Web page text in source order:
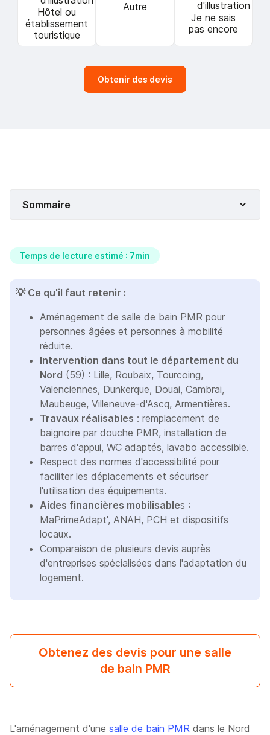
Hôtel ou
établissement
touristique
Autre
Je ne sais
pas encore
Obtenir des devis
Sommaire
Temps de lecture estimé : 7min
💡 Ce qu'il faut retenir :
Aménagement de salle de bain PMR pour
personnes âgées et personnes à mobilité
réduite.
Intervention dans tout le département du
Nord (59) : Lille, Roubaix, Tourcoing,
Valenciennes, Dunkerque, Douai, Cambrai,
Maubeuge, Villeneuve-d'Ascq, Armentières.
Travaux réalisables : remplacement de
baignoire par douche PMR, installation de
barres d'appui, WC adaptés, lavabo accessible.
Respect des normes d'accessibilité pour
faciliter les déplacements et sécuriser
l'utilisation des équipements.
Aides financières mobilisables :
MaPrimeAdapt', ANAH, PCH et dispositifs
locaux.
Comparaison de plusieurs devis auprès
d'entreprises spécialisées dans l'adaptation du
logement.
Obtenez des devis pour une salle
de bain PMR
L'aménagement d'une salle de bain PMR dans le Nord